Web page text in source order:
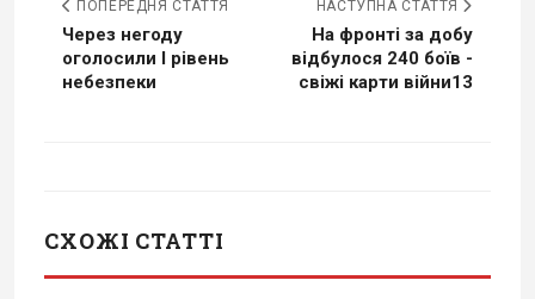
ПОПЕРЕДНЯ СТАТТЯ
Через негоду
оголосили I рівень
небезпеки
НАСТУПНА СТАТТЯ
На фронті за добу
відбулося 240 боїв -
свіжі карти війни13
СХОЖІ СТАТТІ